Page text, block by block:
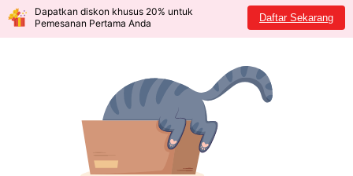
Dapatkan diskon khusus 20% untuk
Pemesanan Pertama Anda
Daftar Sekarang